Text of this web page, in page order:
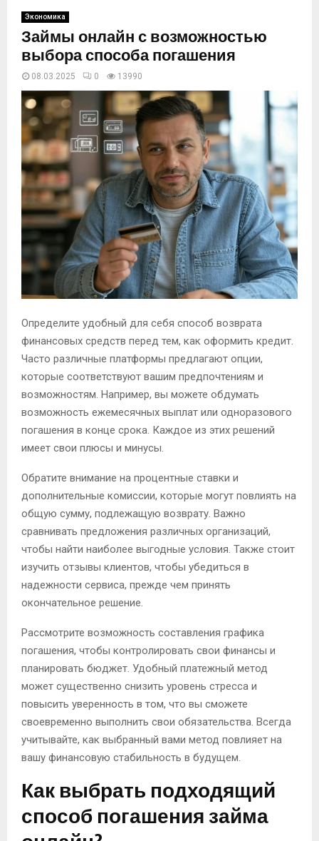
Экономика
Займы онлайн с возможностью
выбора способа погашения
08.03.2025 0 13990
Определите удобный для себя способ возврата
финансовых средств перед тем, как оформить кредит.
Часто различные платформы предлагают опции,
которые соответствуют вашим предпочтениям и
возможностям. Например, вы можете обдумать
возможность ежемесячных выплат или одноразового
погашения в конце срока. Каждое из этих решений
имеет свои плюсы и минусы.
Обратите внимание на процентные ставки и
дополнительные комиссии, которые могут повлиять на
общую сумму, подлежащую возврату. Важно
сравнивать предложения различных организаций,
чтобы найти наиболее выгодные условия. Также стоит
изучить отзывы клиентов, чтобы убедиться в
надежности сервиса, прежде чем принять
окончательное решение.
Рассмотрите возможность составления графика
погашения, чтобы контролировать свои финансы и
планировать бюджет. Удобный платежный метод
может существенно снизить уровень стресса и
повысить уверенность в том, что вы сможете
своевременно выполнить свои обязательства. Всегда
учитывайте, как выбранный вами метод повлияет на
вашу финансовую стабильность в будущем.
Как выбрать подходящий
способ погашения займа